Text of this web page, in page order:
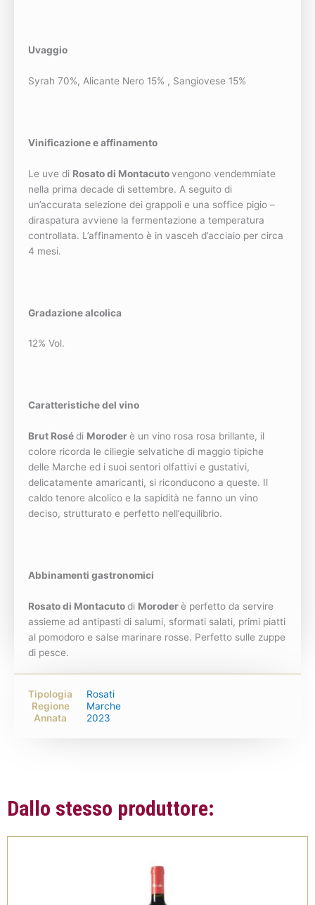
Uvaggio
Syrah 70%, Alicante Nero 15% , Sangiovese 15%
Vinificazione e affinamento
Le uve di Rosato di Montacutovengono vendemmiate
nella prima decade di settembre. A seguito di
un’accurata selezione dei grappoli e una soffice pigio –
diraspatura avviene la fermentazione a temperatura
controllata. L’affinamento è in vasceh d’acciaio per circa
4 mesi.
Gradazione alcolica
12% Vol.
Caratteristiche del vino
Brut Rosédi Moroderè un vino rosa rosa brillante, il
colore ricorda le ciliegie selvatiche di maggio tipiche
delle Marche ed i suoi sentori olfattivi e gustativi,
delicatamente amaricanti, si riconducono a queste. Il
caldo tenore alcolico e la sapidità ne fanno un vino
deciso, strutturato e perfetto nell’equilibrio.
Abbinamenti gastronomici
Rosato di Montacutodi Moroderè perfetto da servire
assieme ad antipasti di salumi, sformati salati, primi piatti
al pomodoro e salse marinare rosse. Perfetto sulle zuppe
di pesce.
Tipologia
Rosati
Regione
Marche
Annata
2023
Dallo stesso produttore: